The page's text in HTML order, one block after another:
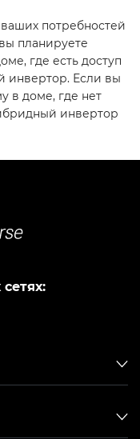
потребностей
планируете
где есть доступ
инвертор. Если вы
в доме, где нет
инвертор